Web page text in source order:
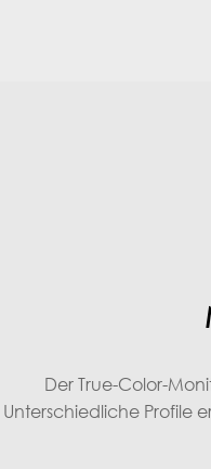
Der True-Color-
Unterschiedliche Profile